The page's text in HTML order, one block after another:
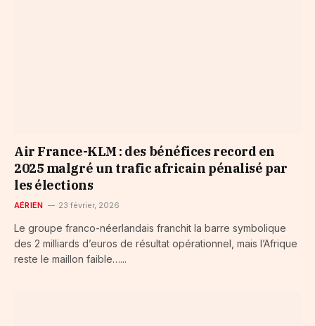
Air France-KLM : des bénéfices record en
2025 malgré un trafic africain pénalisé par
les élections
AÉRIEN 23 février, 2026
Le groupe franco-néerlandais franchit la barre symbolique
des 2 milliards d’euros de résultat opérationnel, mais l’Afrique
reste le maillon faible…...